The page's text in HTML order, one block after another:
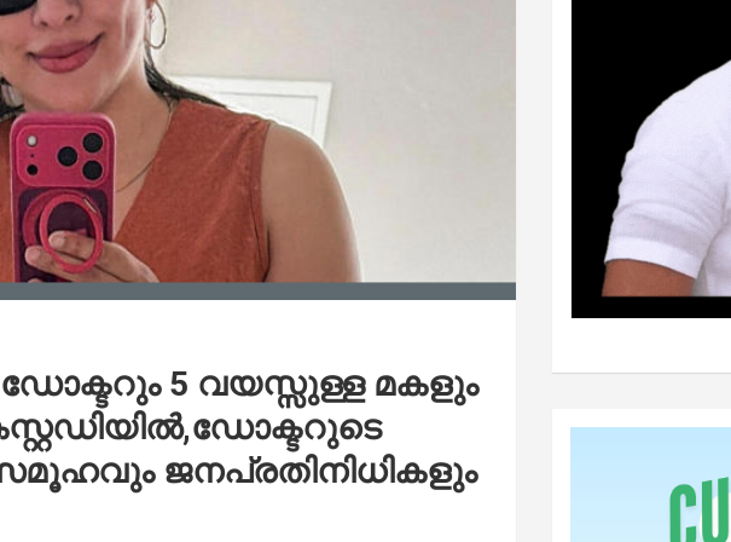
5 വയസ്സുള്ള മകളും
സമൂഹവും ജനപ്രതിനിധികളും